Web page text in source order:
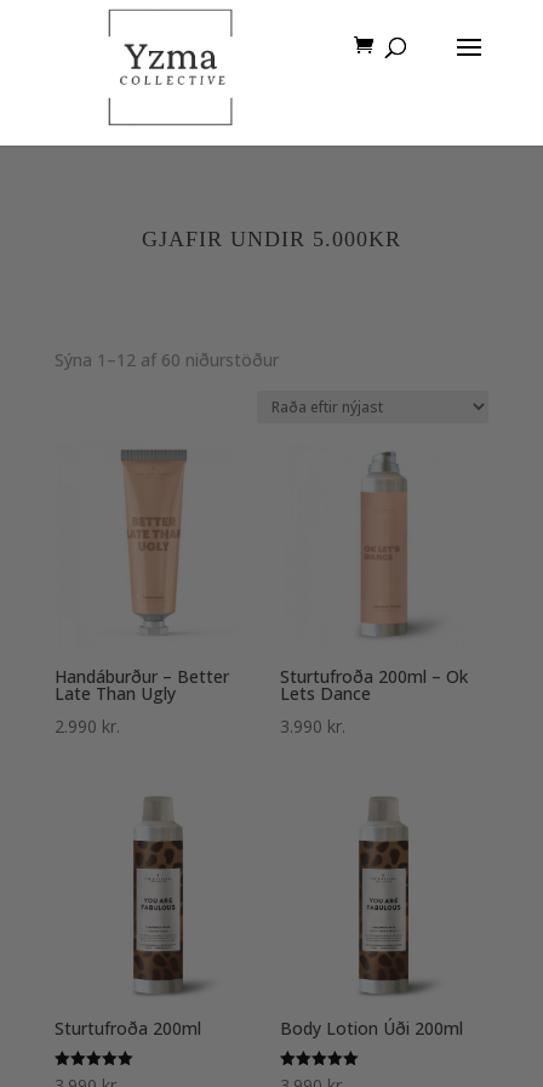
GJAFIR UNDIR 5.000KR
Sýna 1–12 af 60 niðurstöðurSorted
latest
Handáburður – Better
Late Than Ugly
2.990 kr.
Sturtufroða 200ml – Ok
Lets Dance
3.990 kr.
Sturtufroða 200ml
Einkunn
Body Lotion Úði 200ml
Einkunn